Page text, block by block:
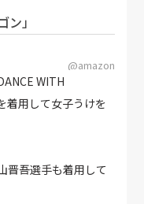
」
@amazon
WITH
着用して女子うけを
晋吾選手も着用して